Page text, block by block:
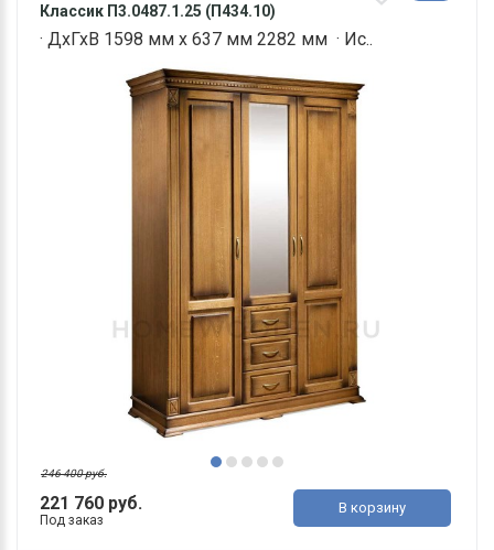
Классик П3.0487.1.25 (П434.10)
· ДхГхВ 1598 мм х 637 мм 2282 мм · Ис..
221 760 руб.
246 400 руб.
Под заказ
В корзину